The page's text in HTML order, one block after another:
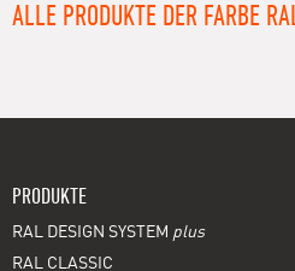
ALLE PRODUKTE DER FARBE
PRODUKTE
RAL DESIGN SYSTEM plus
RAL CLASSIC